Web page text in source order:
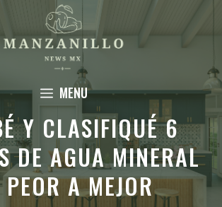
MENU
Y CLASIFIQUÉ 6
DE AGUA MINERAL
A MEJOR